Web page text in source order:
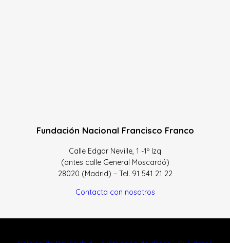
Fundación Nacional Francisco Franco
Calle Edgar Neville, 1 -1º Izq
(antes calle General Moscardó)
28020 (Madrid) – Tel. 91 541 21 22
Contacta con nosotros